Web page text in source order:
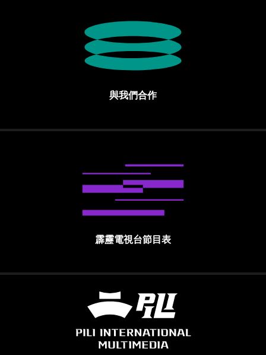
與我們合作
霹靂電視台節目表
霹靂國際多媒體股份有限公司 PILI